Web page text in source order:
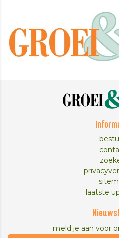
laatste
meld je aan voor